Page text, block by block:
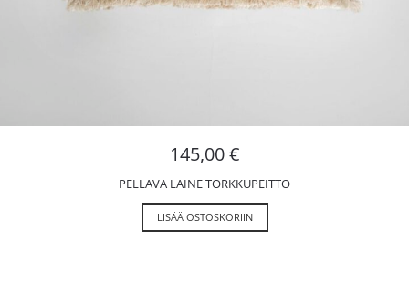
145,00€
PELLAVA LAINE TORKKUPEITTO
LISÄÄ OSTOSKORIIN